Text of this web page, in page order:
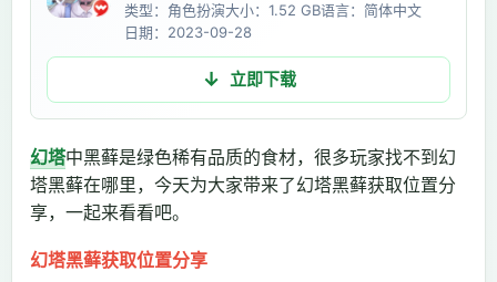
类型：角色扮演大小：1.52 GB语言：简体中文
日期：2023-09-28
立即下载
幻塔中黑藓是绿色稀有品质的食材，很多玩家找不到幻
塔黑藓在哪里，今天为大家带来了幻塔黑藓获取位置分
享，一起来看看吧。
幻塔黑藓获取位置分享